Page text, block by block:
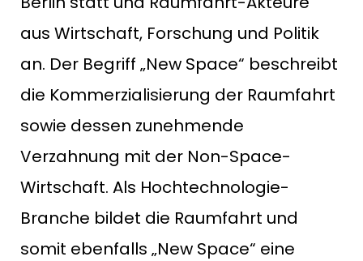
aus Wirtschaft, Forschung und Politik
an. Der Begriff „New Space“ beschreibt
die Kommerzialisierung der Raumfahrt
sowie dessen zunehmende
Verzahnung mit der Non-Space-
Wirtschaft. Als Hochtechnologie-
Branche bildet die Raumfahrt und
somit ebenfalls „New Space“ eine